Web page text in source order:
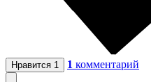
Нравится 1 1 комментарий